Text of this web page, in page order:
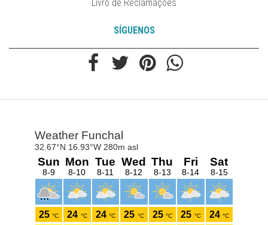
Livro de Reclamações
SÍGUENOS